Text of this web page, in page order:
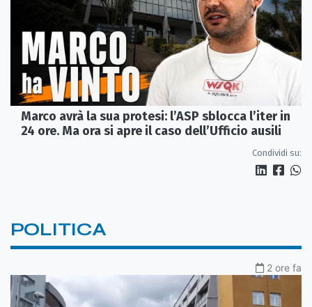
Marco avrà la sua protesi: l’ASP sblocca l’iter in
24 ore. Ma ora si apre il caso dell’Ufficio ausili
Condividi su:
POLITICA
2 ore fa